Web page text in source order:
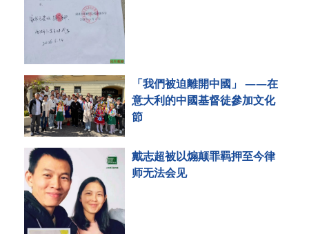
「我們被迫離開中國」 ——在
意大利的中國基督徒參加文化
節
戴志超被以煽颠罪羁押至今律
师无法会见